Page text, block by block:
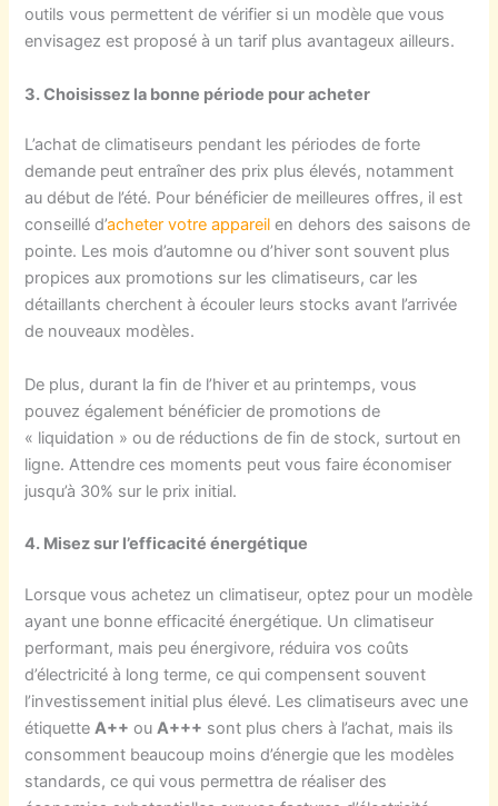
outils vous permettent de vérifier si un modèle que vous
envisagez est proposé à un tarif plus avantageux ailleurs.
3. Choisissez la bonne période pour acheter
L’achat de climatiseurs pendant les périodes de forte
demande peut entraîner des prix plus élevés, notamment
au début de l’été. Pour bénéficier de meilleures offres, il est
conseillé d’acheter votre appareil en dehors des saisons de
pointe. Les mois d’automne ou d’hiver sont souvent plus
propices aux promotions sur les climatiseurs, car les
détaillants cherchent à écouler leurs stocks avant l’arrivée
de nouveaux modèles.
De plus, durant la fin de l’hiver et au printemps, vous
pouvez également bénéficier de promotions de
« liquidation » ou de réductions de fin de stock, surtout en
ligne. Attendre ces moments peut vous faire économiser
jusqu’à 30% sur le prix initial.
4. Misez sur l’efficacité énergétique
Lorsque vous achetez un climatiseur, optez pour un modèle
ayant une bonne efficacité énergétique. Un climatiseur
performant, mais peu énergivore, réduira vos coûts
d’électricité à long terme, ce qui compensent souvent
l’investissement initial plus élevé. Les climatiseurs avec une
étiquetteA++ ouA+++ sont plus chers à l’achat, mais ils
consomment beaucoup moins d’énergie que les modèles
standards, ce qui vous permettra de réaliser des